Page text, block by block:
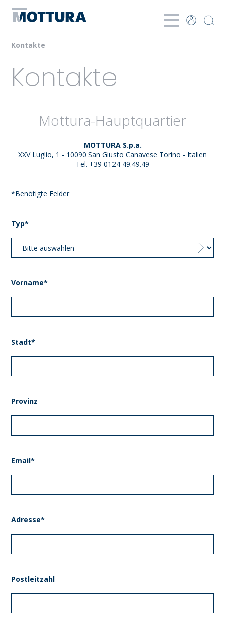
Kontakte
Kontakte
Mottura-Hauptquartier
MOTTURA S.p.a.
XXV Luglio, 1 - 10090 San Giusto Canavese Torino - Italien
Tel. +39 0124 49.49.49
*Benötigte Felder
Typ*
Vorname*
Stadt*
Provinz
Email*
Adresse*
Postleitzahl